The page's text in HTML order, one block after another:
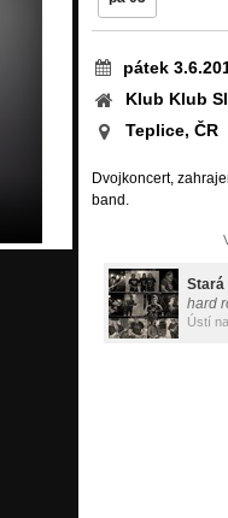
pátek
Klub Klub
Teplice, ČR
Dvojkoncert,
band.
Stará
hard
Ústí